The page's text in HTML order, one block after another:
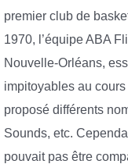
premier club de
1970, l’équipe ABA
Nouvelle-Orléans,
impitoyables au
proposé différents
Sounds, etc.
pouvait pas être